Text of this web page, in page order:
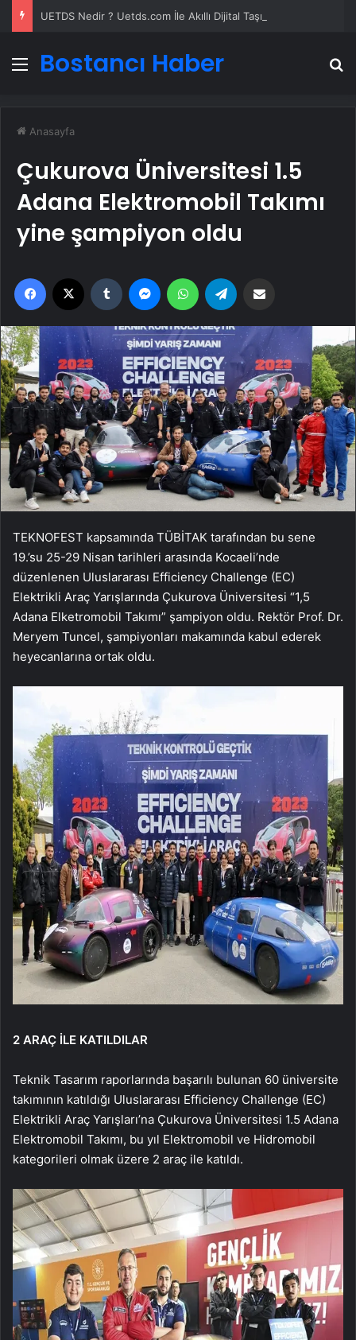
Menü
Bostancı Haber
Anasayfa
Çukurova Üniversitesi 1.5
Adana Elektromobil Takımı
yine şampiyon oldu
Facebook Tumblr MessengerWhatsApp
TEKNOFEST kapsamında TÜBİTAK tarafından bu sene
19.’su 25-29 Nisan tarihleri arasında Kocaeli’nde
düzenlenen Uluslararası Efficiency Challenge (EC)
Elektrikli Araç Yarışlarında Çukurova Üniversitesi “1,5
Adana Elketromobil Takımı” şampiyon oldu. Rektör Prof. Dr.
Meryem Tuncel, şampiyonları makamında kabul ederek
heyecanlarına ortak oldu.
2 ARAÇ İLE KATILDILAR
Teknik Tasarım raporlarında başarılı bulunan 60 üniversite
takımının katıldığı Uluslararası Efficiency Challenge (EC)
Elektrikli Araç Yarışları’na Çukurova Üniversitesi 1.5 Adana
Elektromobil Takımı, bu yıl Elektromobil ve Hidromobil
kategorileri olmak üzere 2 araç ile katıldı.